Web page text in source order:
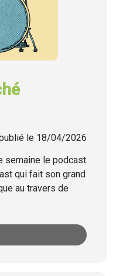
le 18/04/2026
semaine le podcast
qui fait son grand
au travers de